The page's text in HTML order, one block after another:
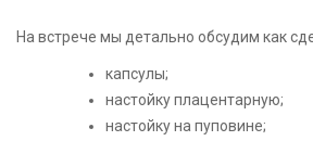
На встрече мы детально обсудим как
капсулы;
настойку плацентарную;
настойку на пуповине;